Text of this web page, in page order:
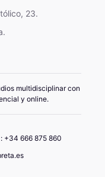
23.
multidisciplinar con
y online.
+34 666 875 860